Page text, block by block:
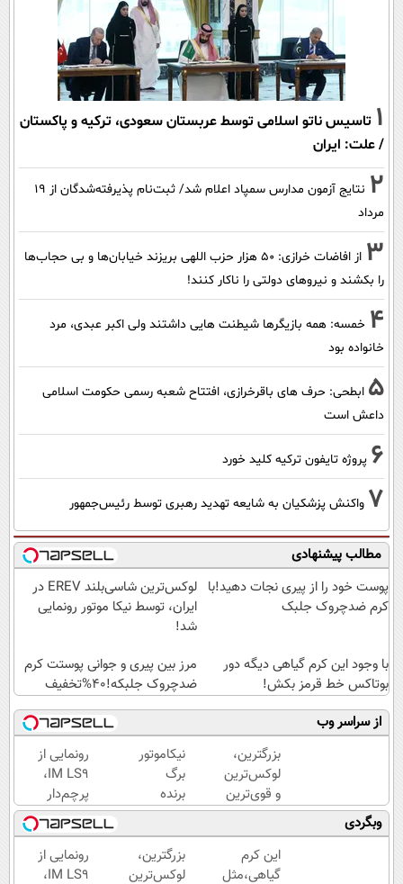
1 تاسیس ناتو اسلامی توسط عربستان سعودی، ترکیه و پاکستان
/ علت: ایران
2
نتایج آزمون مدارس سمپاد اعلام شد/ ثبت‌نام پذیرفته‌شدگان از ۱۹
مرداد
3
از افاضات خرازی: ۵۰ هزار حزب اللهی بریزند خیابان‌ها و بی حجاب‌ها
را بکشند و نیرو‌های دولتی را ناکار کنند!
4 خمسه: همه بازیگرها شیطنت هایی داشتند ولی اکبر عبدی، مرد
خانواده بود
5 ابطحی: حرف های باقرخرازی، افتتاح شعبه رسمی حکومت اسلامی
داعش است
6 پروژه تایفون ترکیه کلید خورد
7 واکنش پزشکیان به شایعه تهدید رهبری توسط رئیس‌جمهور
مطالب پیشنهادی
پوست خود را از پیری نجات دهید!با
کرم ضدچروک جلبک
لوکس‌ترین شاسی‌بلند EREV در
ایران، توسط نیکا موتور رونمایی
شد!
با وجود این کرم گیاهی دیگه دور
بوتاکس خط قرمز بکش!
مرز بین پیری و جوانی پوستت کرم
ضدچروک جلبکه!40%تخفیف
از سراسر وب
بزرگترین،
لوکس‌ترین
و قوی‌ترین
شاسی بلند
EREV در
در ایران
رونمایی
نیکاموتور
برگ
برنده
جدیدش
را رو کرد،
IM LS9
رسماً
رونمایی از
IM LS9،
پرچم‌دار
فوق‌لوکس
EREV
وارد بازار
ایران شد
وبگردی
این کرم
گیاهی،مثل
بزرگترین،
لوکس‌ترین
رونمایی از
IM LS9،